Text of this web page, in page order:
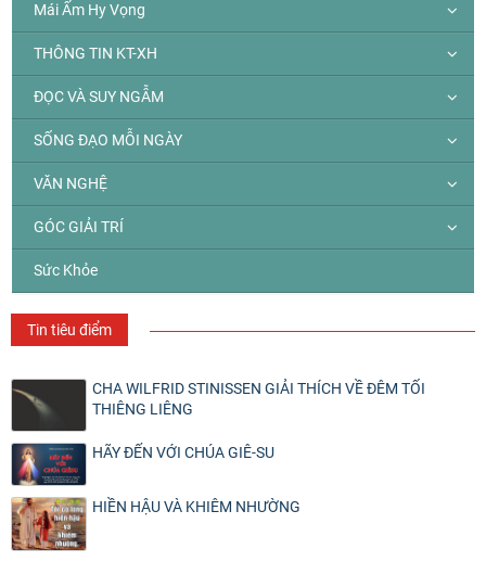
Mái Ấm Hy Vọng
THÔNG TIN KT-XH
ĐỌC VÀ SUY NGẪM
SỐNG ĐẠO MỖI NGÀY
VĂN NGHỆ
GÓC GIẢI TRÍ
Sức Khỏe
Tin tiêu điểm
CHA WILFRID STINISSEN GIẢI THÍCH VỀ ĐÊM TỐI
THIÊNG LIÊNG
HÃY ĐẾN VỚI CHÚA GIÊ-SU
HIỀN HẬU VÀ KHIÊM NHƯỜNG